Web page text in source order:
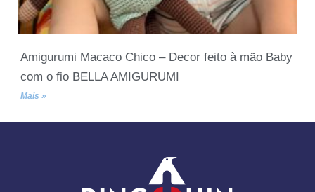
Amigurumi Macaco Chico – Decor feito à mão Baby
com o fio BELLA AMIGURUMI
Mais »